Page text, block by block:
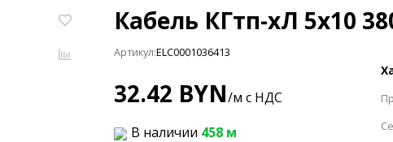
Кабель КГтп-xЛ 5x10
Артикул:ELC0001036413
32.42 BYN/м с НДС
В наличии 458 м